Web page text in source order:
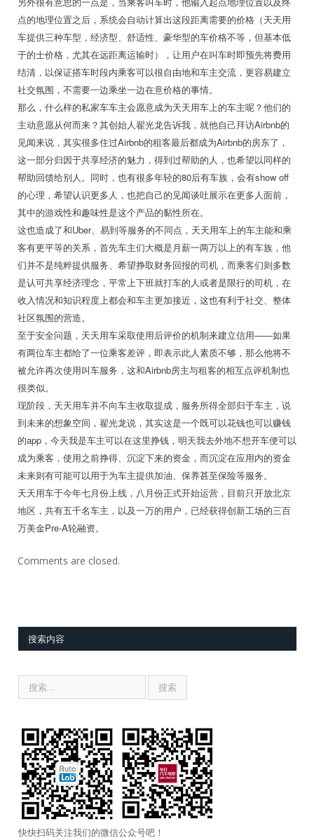
点的地理位置之后，系统会自动计算出这段距离需要的价格（天天用
车提供三种车型，经济型、舒适性、豪华型的车价格不等，但基本低
于的士价格，尤其在远距离运输时），让用户在叫车时即预先将费用
结清，以保证搭车时段内乘客可以很自由地和车主交流，更容易建立
社交氛围，不需要一边乘坐一边在意价格的事情。
那么，什么样的私家车车主会愿意成为天天用车上的车主呢？他们的
主动意愿从何而来？其创始人翟光龙告诉我，就他自己拜访Airbnb的
见闻来说，其实很多住过Airbnb的租客最后都成为Airbnb的房东了，
这一部分归因于共享经济的魅力，得到过帮助的人，也希望以同样的
帮助回馈给别人。同时，也有很多年轻的80后有车族，会有show off
的心理，希望认识更多人，也把自己的见闻谈吐展示在更多人面前，
其中的游戏性和趣味性是这个产品的黏性所在。
这也造成了和Uber、易到等服务的不同点，天天用车上的车主能和乘
客有更平等的关系，首先车主们大概是月薪一两万以上的有车族，他
们并不是纯粹提供服务、希望挣取财务回报的司机，而乘客们则多数
是认可共享经济理念，平常上下班就打车的人或者是限行的司机，在
收入情况和知识程度上都会和车主更加接近，这也有利于社交、整体
社区氛围的营造。
至于安全问题，天天用车采取使用后评价的机制来建立信用——如果
有两位车主都给了一位乘客差评，即表示此人素质不够，那么他将不
被允许再次使用叫车服务，这和Airbnb房主与租客的相互点评机制也
很类似。
现阶段，天天用车并不向车主收取提成，服务所得全部归于车主，说
到未来的想象空间，翟光龙说，其实这是一个既可以花钱也可以赚钱
的app，今天我是车主可以在这里挣钱，明天我去外地不想开车便可以
成为乘客，使用之前挣得、沉淀下来的资金，而沉淀在应用内的资金
未来则有可能可以用于为车主提供加油、保养甚至保险等服务。
天天用车于今年七月份上线，八月份正式开始运营，目前只开放北京
地区，共有五千名车主，以及一万的用户，已经获得创新工场的三百
万美金Pre-A轮融资。
Comments are closed.
搜索内容
快快扫码关注我们的微信公众号吧！